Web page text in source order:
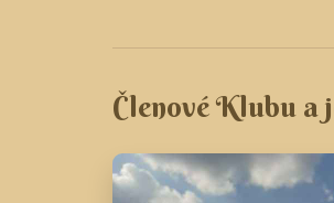
Členové Klubu a